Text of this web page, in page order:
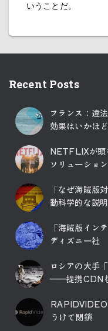
いうことだ。
Recent Posts
フランス：違
効果はいかほ
NETFLIXが頭
ソリューショ
「なぜ海賊版
動科学的な説明
「海賊版イン
ディズニー社
ロシアの大手
――提携CDN
RAPIDVIDEO
うけて閉鎖